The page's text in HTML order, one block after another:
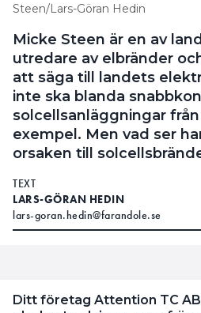
Steen/Lars-Göran Hedin
Micke Steen är en av
utredare av elbränder
att säga till landets
inte ska blanda
solcellsanläggningar
exempel. Men vad ser
orsaken till
TEXT
LARS-GÖRAN HEDIN
lars-goran.hedin@farandole.se
Ditt företag Attention TC